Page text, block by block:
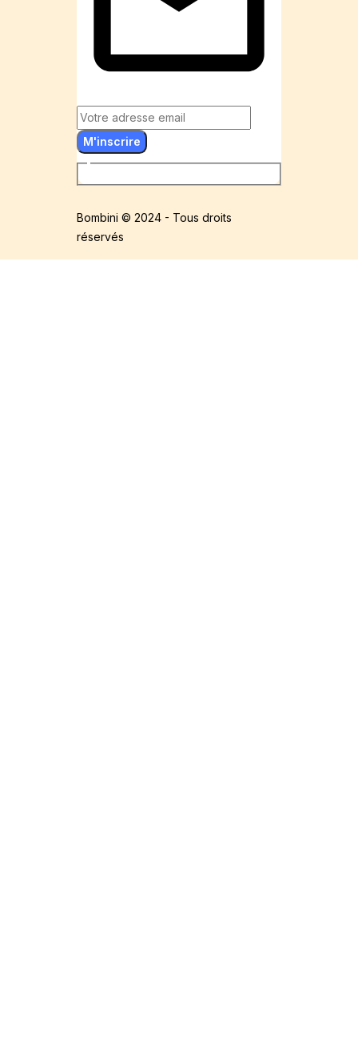
M'inscrire
Bombini © 2024 - Tous droits
réservés